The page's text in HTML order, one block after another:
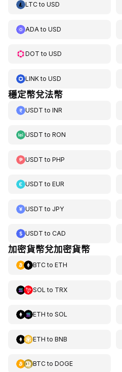
LTCto USD
ADA to USD
DOT to USD
LINKto USD
穩定幣兌法幣
USDT to INR
USDT to RON
USDT to PHP
USDT to EUR
USDT to JPY
USDT to CAD
加密貨幣兌加密貨幣
BTCto ETH
SOL to TRX
ETH to SOL
ETH to BNB
BTCto DOGE